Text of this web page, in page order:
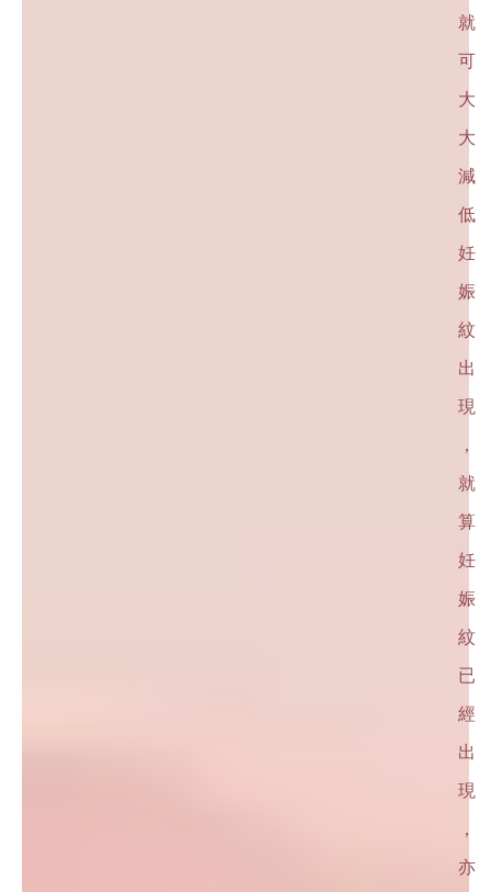
就
可
大
大
減
低
妊
娠
紋
出
現
，
就
算
妊
娠
紋
已
經
出
現
，
亦